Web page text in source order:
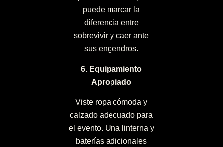
puede marcar la
diferencia entre
sobrevivir y caer ante
sus engendros.
6. Equipamiento
Apropiado
Viste ropa cómoda y
calzado adecuado para
el evento. Una linterna y
baterías adicionales